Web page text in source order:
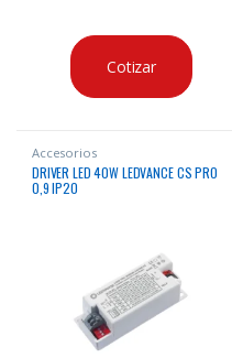
Cotizar
Accesorios
DRIVER LED 40W LEDVANCE CS PRO
0,9 IP20